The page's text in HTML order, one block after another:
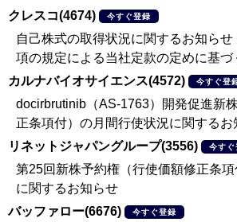
クレスコ(4674)
今すぐ登録
自己株式の取得状況に関するお知ら
項の規定による当社定款の定めに基づ
カルナバイオサイエンス(4572)
今すぐ登
docirbrutinib（AS-1763）開発促進新
正条項付）の月間行使状況に関するお
リネットジャパングループ(3556)
今すぐ
第25回新株予約権（行使価額修正条
に関するお知らせ
バッファロー(6676)
今すぐ登録